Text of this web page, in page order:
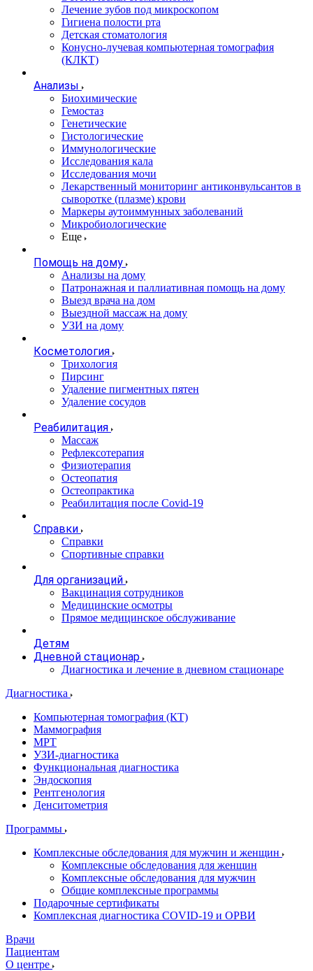
Лечение зубов под микроскопом
Гигиена полости рта
Детская стоматология
Конусно-лучевая компьютерная томография
(КЛКТ)
Анализы
Биохимические
Гемостаз
Генетические
Гистологические
Иммунологические
Исследования кала
Исследования мочи
Лекарственный мониторинг антиконвульсантов в
сыворотке (плазме) крови
Маркеры аутоиммунных заболеваний
Микробиологические
Еще
Помощь на дому
Анализы на дому
Патронажная и паллиативная помощь на дому
Выезд врача на дом
Выездной массаж на дому
УЗИ на дому
Косметология
Трихология
Пирсинг
Удаление пигментных пятен
Удаление сосудов
Реабилитация
Массаж
Рефлексотерапия
Физиотерапия
Остеопатия
Остеопрактика
Реабилитация после Covid-19
Справки
Справки
Спортивные справки
Для организаций
Вакцинация сотрудников
Медицинские осмотры
Прямое медицинское обслуживание
Детям
Дневной стационар
Диагностика и лечение в дневном стационаре
Диагностика
Компьютерная томография (КТ)
Маммография
МРТ
УЗИ-диагностика
Функциональная диагностика
Эндоскопия
Рентгенология
Денситометрия
Программы
Комплексные обследования для мужчин и женщин
Комплексные обследования для женщин
Комплексные обследования для мужчин
Общие комплексные программы
Подарочные сертификаты
Комплексная диагностика COVID-19 и ОРВИ
Врачи
Пациентам
О центре